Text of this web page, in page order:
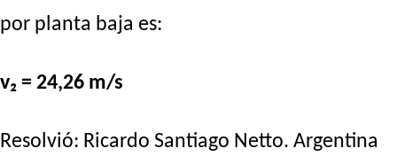
por planta baja es:
v₂ = 24,26 m/s
Resolvió: Ricardo Santiago Netto. Argentina